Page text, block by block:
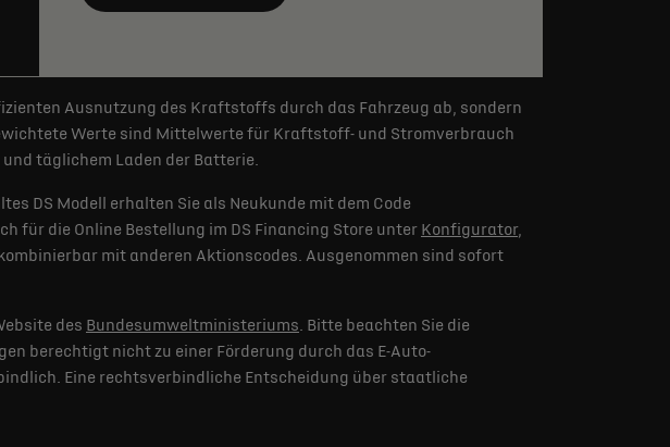
Ausnutzung des Kraftstoffs durch das Fahrzeug ab, sondern
Werte sind Mittelwerte für Kraftstoff- und Stromverbrauch
täglichem Laden der Batterie.
DS Modell erhalten Sie als Neukunde mit dem Code
für die Online Bestellung im DS Financing Store unter Konfigurator,
mit anderen Aktionscodes. Ausgenommen sind sofort
des Bundesumweltministeriums. Bitte beachten Sie die
berechtigt nicht zu einer Förderung durch das E-Auto-
Eine rechtsverbindliche Entscheidung über staatliche